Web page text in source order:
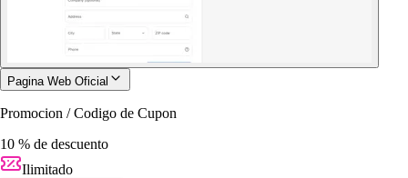
Pagina Web Oficial
Promocion / Codigo de Cupon
10 % de descuento
Ilimitado